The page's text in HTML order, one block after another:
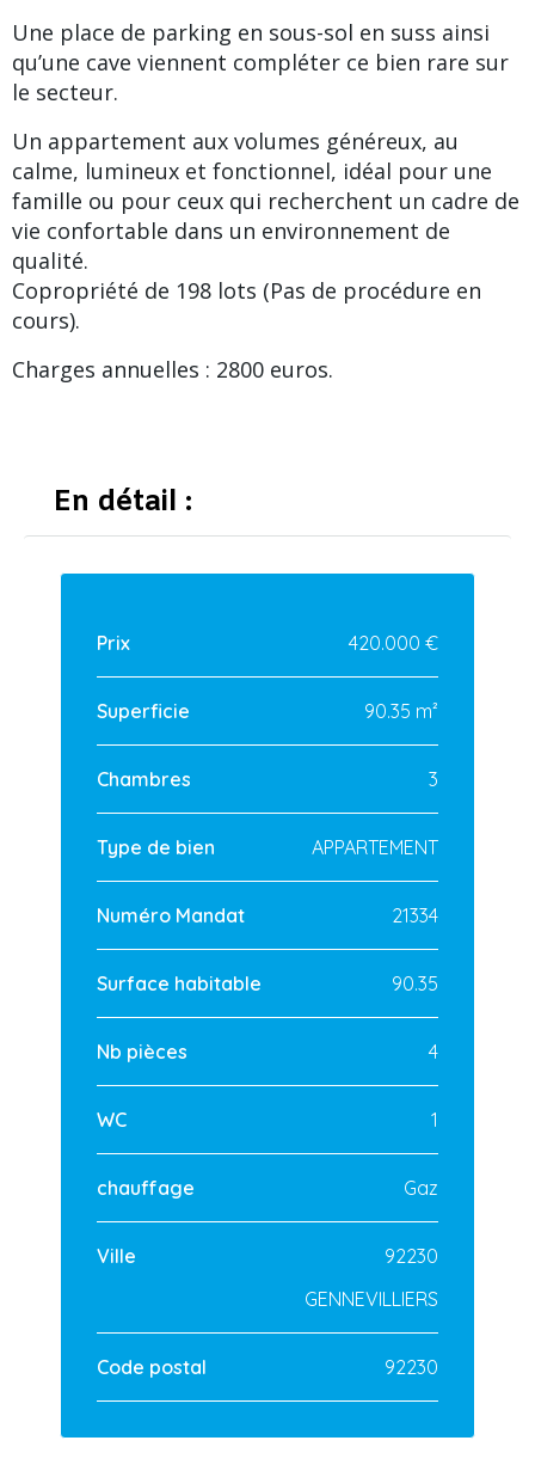
Une place de parking en sous-sol en suss ainsi
qu’une cave viennent compléter ce bien rare sur
le secteur.
Un appartement aux volumes généreux, au
calme, lumineux et fonctionnel, idéal pour une
famille ou pour ceux qui recherchent un cadre de
vie confortable dans un environnement de
qualité.
Copropriété de 198 lots (Pas de procédure en
cours).
Charges annuelles : 2800 euros.
En détail :
Prix 420.000 €
Superficie 90.35 m²
Chambres 3
Type de bien APPARTEMENT
Numéro Mandat 21334
Surface habitable 90.35
Nb pièces 4
WC 1
chauffage Gaz
Ville
92230
GENNEVILLIERS
Code postal 92230